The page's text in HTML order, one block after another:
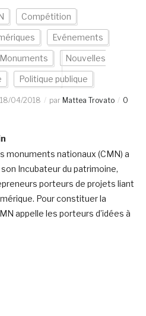
Compétition
Evénements
Monuments Nouvelles
Politique publique
18/04/2018 par Mattea Trovato
0
monuments nationaux (CMN) a
Incubateur du patrimoine,
porteurs de projets liant
Pour constituer la
appelle les porteurs d’idées à